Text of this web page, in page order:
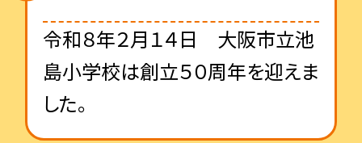
令和８年２月１４日
大阪市立池
島小学校は創立５０周年を迎えま
した。